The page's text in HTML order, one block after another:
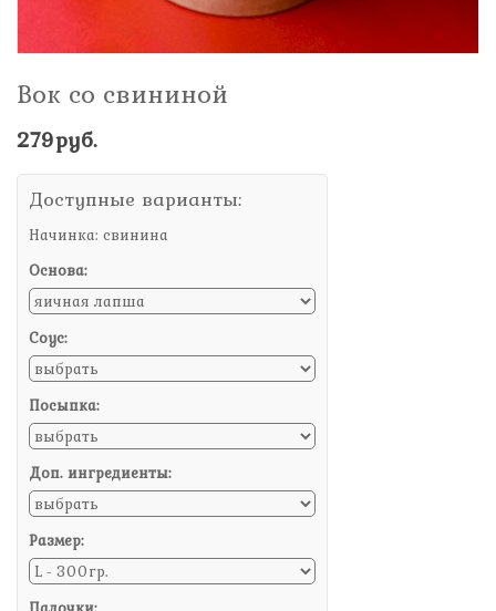
Вок со свининой
279руб.
Доступные варианты:
Начинка: свинина
Основа:
Соус:
Посыпка:
Доп. ингредиенты:
Размер: